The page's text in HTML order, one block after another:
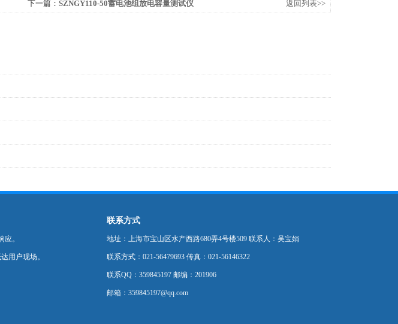
下一篇： SZNGY110-50蓄电池组放电容量测试仪 返回列表>>
。
用户现场。
联系方式
地址：上海市宝山区水产西路680弄4号楼509 联系人：吴宝娟
联系方式：021-56479693 传真：021-56146322
联系QQ：359845197 邮编：201906
邮箱：359845197@qq.com